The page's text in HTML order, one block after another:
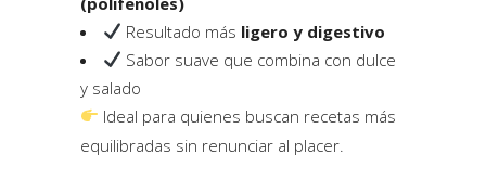
Resultado más ligero y digestivo
Sabor suave que combina con dulce
y salado
Ideal para quienes buscan recetas más
equilibradas sin renunciar al placer.